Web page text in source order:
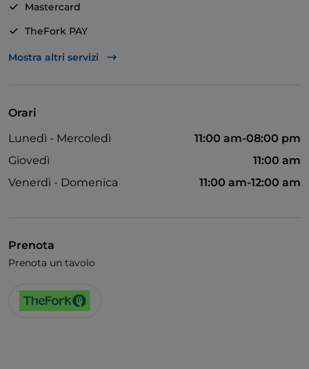
Mastercard
TheFork PAY
Unionpay via TheFork PAY
Wi-Fi
Mostra altri servizi
Orari
Lunedì - Mercoledì
11:00 am-08:00 pm
Giovedì
11:00 am
Venerdì - Domenica
11:00 am-12:00 am
Prenota
Prenota un tavolo